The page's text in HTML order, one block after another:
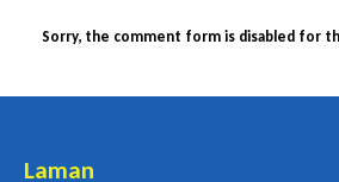
Sorry, the comment form is disabled for
Laman